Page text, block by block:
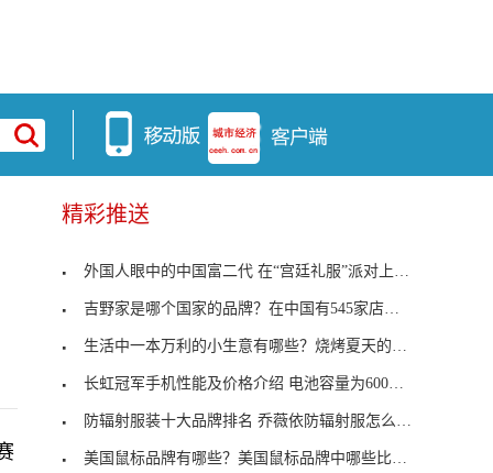
精彩推送
外国人眼中的中国富二代 在“宫廷礼服”派对上闲逛
吉野家是哪个国家的品牌？在中国有545家店铺1万多名
生活中一本万利的小生意有哪些？烧烤夏天的生意尤其
长虹冠军手机性能及价格介绍 电池容量为600mAH和10
防辐射服装十大品牌排名 乔薇依防辐射服怎么样？
美国鼠标品牌有哪些？美国鼠标品牌中哪些比较好呢？